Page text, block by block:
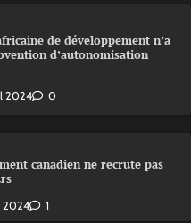
de développement n’a
d’autonomisation
2024 0
canadien ne recrute pas
2024 1